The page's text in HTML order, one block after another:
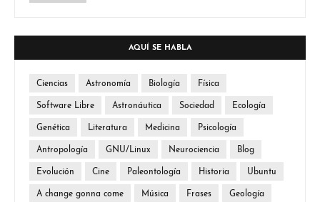
AQUÍ SE HABLA
Ciencias Astronomía Biología Física
Software Libre Astronáutica Sociedad Ecología
Genética Literatura Medicina Psicología
Antropología GNU/Linux Neurociencia Blog
Evolución Cine Paleontología Historia Ubuntu
A change gonna come Música Frases Geología